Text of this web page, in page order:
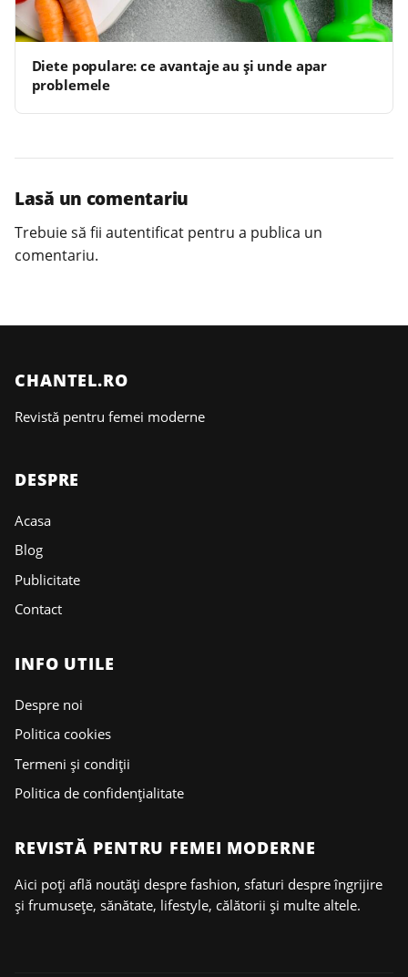
Diete populare: ce avantaje au și unde apar
problemele
Lasă un comentariu
Trebuie să fii autentificat pentru a publica un
comentariu.
CHANTEL.RO
Revistă pentru femei moderne
DESPRE
Acasa
Blog
Publicitate
Contact
INFO UTILE
Despre noi
Politica cookies
Termeni și condiții
Politica de confidențialitate
REVISTĂ PENTRU FEMEI MODERNE
Aici poți află noutăți despre fashion, sfaturi despre îngrijire
și frumusețe, sănătate, lifestyle, călătorii și multe altele.